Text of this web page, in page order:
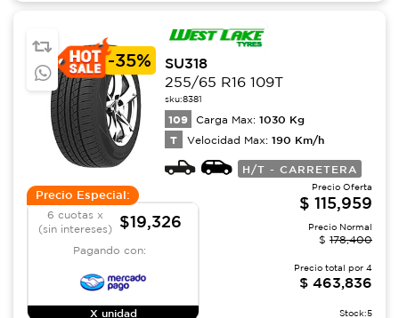
-35%
SU318
255/65 R16 109T
sku:8381
109 Carga Max: 1030 Kg
T Velocidad Max: 190 Km/h
H/T - CARRETERA
Precio Especial:
6 cuotas x
(sin intereses)
$19,326
Pagando con:
X unidad
Precio Oferta
$ 115,959
Precio Normal
$ 178,400
Precio total por 4
$ 463,836
Stock:5